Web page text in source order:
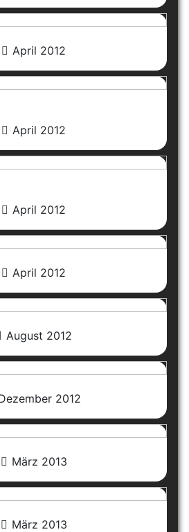
April 2012
April 2012
April 2012
April 2012
August 2012
2012
März 2013
März 2013